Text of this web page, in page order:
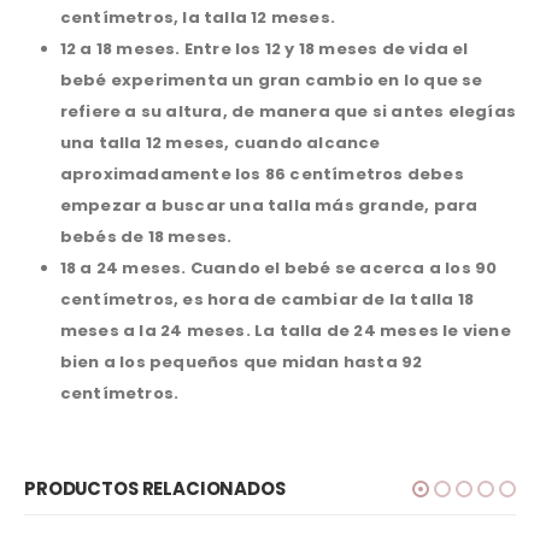
centímetros, la talla 12 meses.
12 a 18 meses. Entre los 12 y 18 meses de vida el
bebé experimenta un gran cambio en lo que se
refiere a su altura, de manera que si antes elegías
una talla 12 meses, cuando alcance
aproximadamente los 86 centímetros debes
empezar a buscar una talla más grande, para
bebés de 18 meses.
18 a 24 meses. Cuando el bebé se acerca a los 90
centímetros, es hora de cambiar de la talla 18
meses a la 24 meses. La talla de 24 meses le viene
bien a los pequeños que midan hasta 92
centímetros.
PRODUCTOS RELACIONADOS